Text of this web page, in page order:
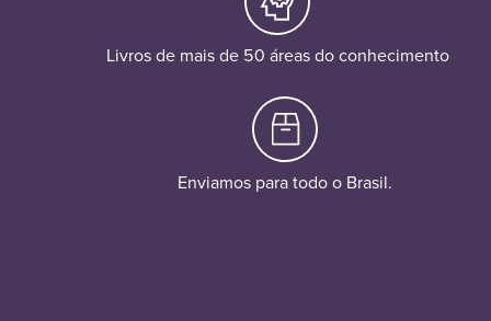
Livros de mais de 50 áreas do conhecimento
Enviamos para todo o Brasil.